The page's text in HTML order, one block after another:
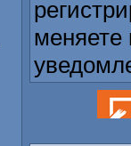
меняете